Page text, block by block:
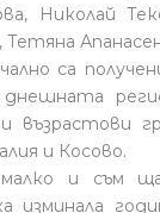
Николай
са
днешната
възрастови
и Косово.
и съм
изминала